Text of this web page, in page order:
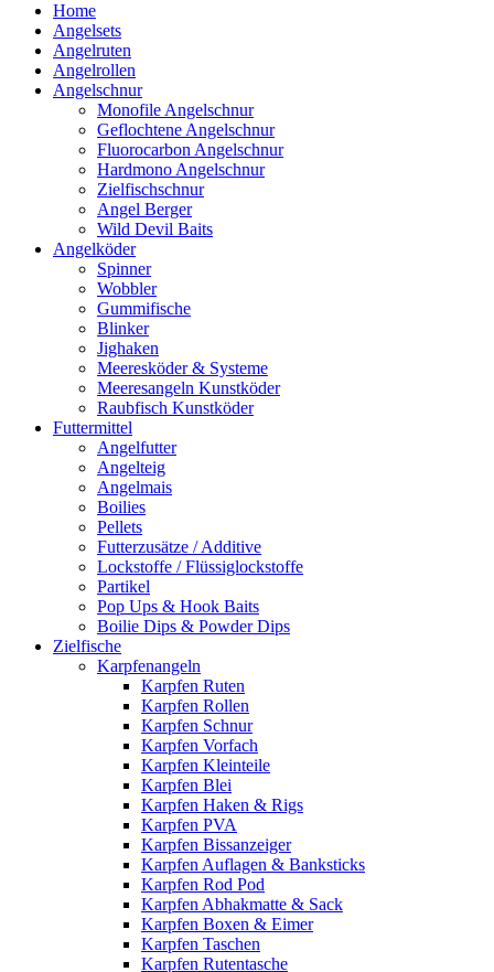
Home
Angelsets
Angelruten
Angelrollen
Angelschnur
Monofile Angelschnur
Geflochtene Angelschnur
Fluorocarbon Angelschnur
Hardmono Angelschnur
Zielfischschnur
Angel Berger
Wild Devil Baits
Angelköder
Spinner
Wobbler
Gummifische
Blinker
Jighaken
Meeresköder & Systeme
Meeresangeln Kunstköder
Raubfisch Kunstköder
Futtermittel
Angelfutter
Angelteig
Angelmais
Boilies
Pellets
Futterzusätze / Additive
Lockstoffe / Flüssiglockstoffe
Partikel
Pop Ups & Hook Baits
Boilie Dips & Powder Dips
Zielfische
Karpfenangeln
Karpfen Ruten
Karpfen Rollen
Karpfen Schnur
Karpfen Vorfach
Karpfen Kleinteile
Karpfen Blei
Karpfen Haken & Rigs
Karpfen PVA
Karpfen Bissanzeiger
Karpfen Auflagen & Banksticks
Karpfen Rod Pod
Karpfen Abhakmatte & Sack
Karpfen Boxen & Eimer
Karpfen Taschen
Karpfen Rutentasche